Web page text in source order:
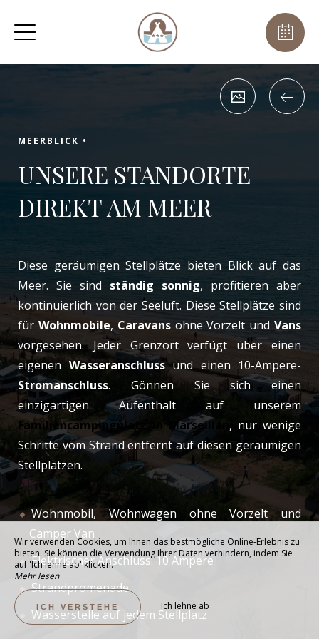
MEERBLICK •
UNSERE STANDORTE
DIREKT AM MEER
Diese geräumigen Stellplätze bieten Blick auf das
Meer. Sie sind ständig sonnig, profitieren aber
kontinuierlich von der Seeluft. Diese Stellplätze sind
für Wohnmobile, Caravansohne Vorzelt undVans
vorgesehen. Jeder Grenzort verfügt über einen
eigenenWasseranschlussund einen 10-Ampere-
Stromanschluss. Gönnen Sie sich einen
einzigartigen Aufenthalt auf unserem
Familiencampingplatz in Marseillan , nur wenige
Schritte vom Strand entfernt auf diesen geräumigen
Stellplätzen.
Wohnmobil, Wohnwagen ohne Vorzelt und
Camper Van
Elektrischer Anschluss: 10 Ampere
Strandpromenade
Wasserstelle auf jedem Stellplatz
Wir verwenden Cookies, um Ihnen das bestmögliche Online-Erlebnis zu
bieten. Sie können die Verwendung Ihrer Daten verhindern, indem Sie
auf 'Ich lehne ab' klicken.
Mehr lesen
ICH VERSTEHE Ich lehne ab